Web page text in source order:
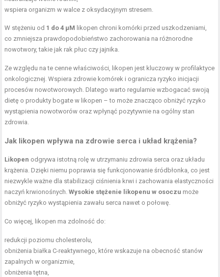
wspiera organizm w walce z oksydacyjnym stresem.
W stężeniu od 1 do 4 µM likopen chroni komórki przed uszkodzeniami,
co zmniejsza prawdopodobieństwo zachorowania na różnorodne
nowotwory, takie jak rak płuc czy jajnika.
Ze względu na te cenne właściwości, likopen jest kluczowy w profilaktyce
onkologicznej. Wspiera zdrowie komórek i ogranicza ryzyko inicjacji
procesów nowotworowych. Dlatego warto regularnie wzbogacać swoją
dietę o produkty bogate w likopen – to może znacząco obniżyć ryzyko
wystąpienia nowotworów oraz wpłynąć pozytywnie na ogólny stan
zdrowia.
Jak likopen wpływa na zdrowie serca i układ krążenia?
Likopen odgrywa istotną rolę w utrzymaniu zdrowia serca oraz układu
krążenia. Dzięki niemu poprawia się funkcjonowanie śródbłonka, co jest
niezwykle ważne dla stabilizacji ciśnienia krwi i zachowania elastyczności
naczyń krwionośnych.Wysokie stężenie likopenu w osoczu może
obniżyć ryzyko wystąpienia zawału serca nawet o połowę.
Co więcej, likopen ma zdolność do:
redukcji poziomu cholesterolu,
obniżenia białka C-reaktywnego, które wskazuje na obecność stanów
zapalnych w organizmie,
obniżenia tętna,